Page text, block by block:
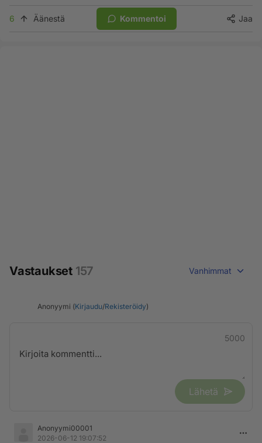
6 Äänestä Kommentoi Jaa
Vastaukset 157 Vanhimmat
Anonyymi (Kirjaudu/Rekisteröidy)
5000
Lähetä
Anonyymi00001
2026-06-12 19:07:52